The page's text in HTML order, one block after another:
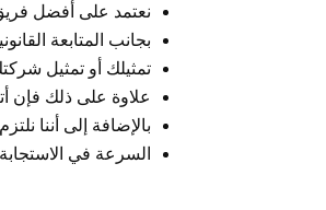
نعتمد على أفضل
بجانب المتابعة
تمثيلك أو تمثيل
علاوة على ذلك فإن
بالإضافة إلى أننا
السرعة في